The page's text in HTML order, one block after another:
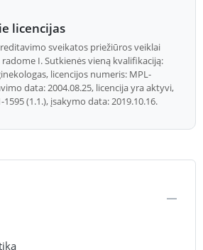
licencijas
sveikatos priežiūros veiklai
I. Sutkienės vieną kvalifikaciją:
licencijos numeris: MPL-
data: 2004.08.25, licencija yra aktyvi,
(1.1.), įsakymo data: 2019.10.16.